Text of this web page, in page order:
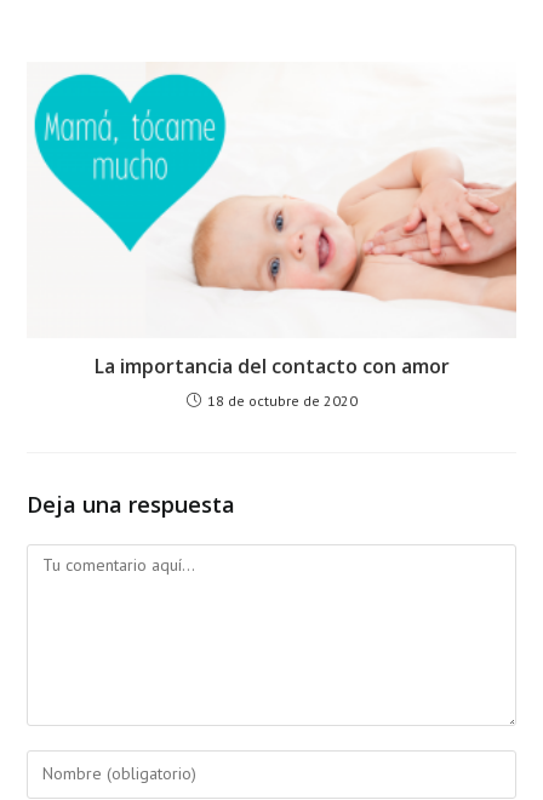
La importancia del contacto con amor
18 de octubre de 2020
Deja una respuesta